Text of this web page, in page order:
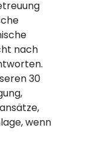
nach
30
wenn